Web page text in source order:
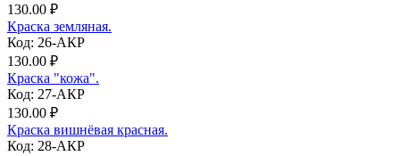
130.00 ₽
Краска земляная.
Код: 26-АКР
130.00 ₽
Краска "кожа".
Код: 27-АКР
130.00 ₽
Краска вишнёвая красная.
Код: 28-АКР